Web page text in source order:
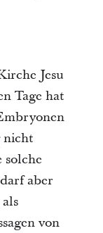
Jesu
Tage hat
nicht
solche
aber
von